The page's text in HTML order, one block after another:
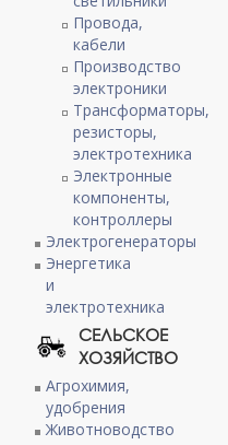
Провода,
кабели
Производство
электроники
Трансформаторы,
резисторы,
электротехника
Электронные
компоненты,
контроллеры
Электрогенераторы
Энергетика
и
электротехника
СЕЛЬСКОЕ
ХОЗЯЙСТВО
Агрохимия,
удобрения
Животноводство